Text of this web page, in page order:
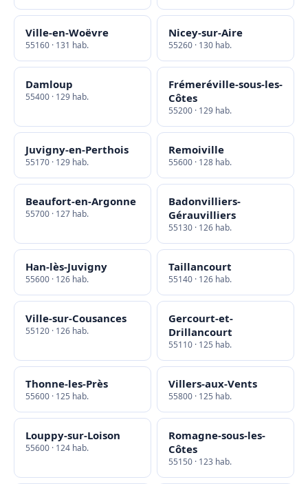
Ville-en-Woëvre
55160 · 131 hab.
Nicey-sur-Aire
55260 · 130 hab.
Damloup
55400 · 129 hab.
Frémeréville-sous-les-
Côtes
55200 · 129 hab.
Juvigny-en-Perthois
55170 · 129 hab.
Remoiville
55600 · 128 hab.
Beaufort-en-Argonne
55700 · 127 hab.
Badonvilliers-
Gérauvilliers
55130 · 126 hab.
Han-lès-Juvigny
55600 · 126 hab.
Taillancourt
55140 · 126 hab.
Ville-sur-Cousances
55120 · 126 hab.
Gercourt-et-
Drillancourt
55110 · 125 hab.
Thonne-les-Près
55600 · 125 hab.
Villers-aux-Vents
55800 · 125 hab.
Louppy-sur-Loison
55600 · 124 hab.
Romagne-sous-les-
Côtes
55150 · 123 hab.